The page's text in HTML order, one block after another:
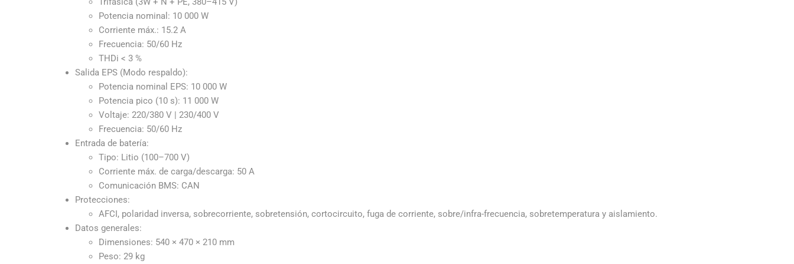
Potencia nominal: 10 000 W
Corriente máx.: 15.2 A
Frecuencia: 50/60 Hz
THDi < 3 %
Salida EPS (Modo respaldo):
Potencia nominal EPS: 10 000 W
Potencia pico (10 s): 11 000 W
Voltaje: 220/380 V | 230/400 V
Frecuencia: 50/60 Hz
Entrada de batería:
Tipo: Litio (100–700 V)
Corriente máx. de carga/descarga: 50 A
Comunicación BMS: CAN
Protecciones:
AFCI, polaridad inversa, sobrecorriente, sobretensión, cortocircuito, fuga de corriente, sobre/infra-frecuencia, sobretemperatura y aislamiento.
Datos generales:
Dimensiones: 540 × 470 × 210 mm
Peso: 29 kg